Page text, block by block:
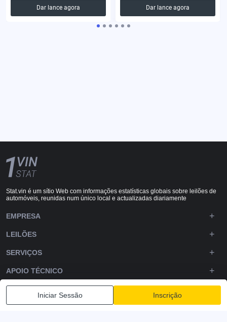
Dar lance agora
Dar lance agora
Iniciar Sessão Inscrição
Stat.vin é um sítio Web com informações estatísticas globais sobre leilões de
automóveis, reunidas num único local e actualizadas diariamente
EMPRESA
LEILÕES
SERVIÇOS
APOIO TÉCNICO
DOWNLOADS
SIGA-NOS